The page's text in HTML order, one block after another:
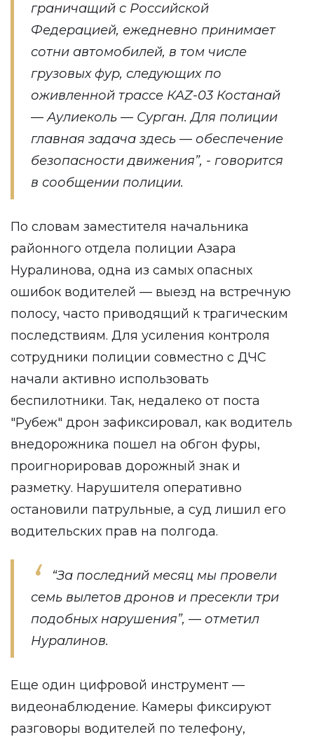
граничащий с Российской
Федерацией, ежедневно принимает
сотни автомобилей, в том числе
грузовых фур, следующих по
оживленной трассе КАZ-03 Костанай
— Аулиеколь — Сурган. Для полиции
главная задача здесь — обеспечение
безопасности движения”, - говорится
в сообщении полиции.
По словам заместителя начальника
районного отдела полиции Азара
Нуралинова, одна из самых опасных
ошибок водителей — выезд на встречную
полосу, часто приводящий к трагическим
последствиям. Для усиления контроля
сотрудники полиции совместно с ДЧС
начали активно использовать
беспилотники. Так, недалеко от поста
"Рубеж" дрон зафиксировал, как водитель
внедорожника пошел на обгон фуры,
проигнорировав дорожный знак и
разметку. Нарушителя оперативно
остановили патрульные, а суд лишил его
водительских прав на полгода.
“За последний месяц мы провели
семь вылетов дронов и пресекли три
подобных нарушения”, — отметил
Нуралинов.
Еще один цифровой инструмент —
видеонаблюдение. Камеры фиксируют
разговоры водителей по телефону,